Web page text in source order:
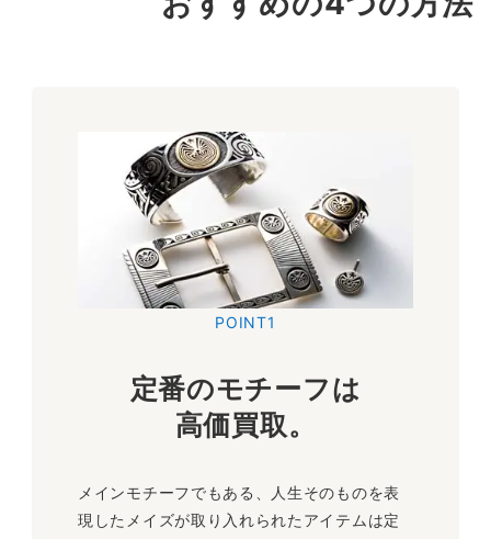
限の高額買取が期待できます。
14K メイズ
シルバー ワイド バングル
ワイドなシルバーバングルに14Kのメイズがデザインされたワ
イドバングルです。14K以外のバングル自体にも人気のデザイ
ンが施されており、どこから見ても隙のない仕上がりとなって
います。中古市場でもなかなかお目にかかることのできない稀
少アイテムです。
K14 金 メイズ
人気のゴールドメイズがデザインされたバックルです。適度な
POINT1
定番のモチーフは
高価買取。
メインモチーフでもある、人生そのものを表
現したメイズが取り入れられたアイテムは定